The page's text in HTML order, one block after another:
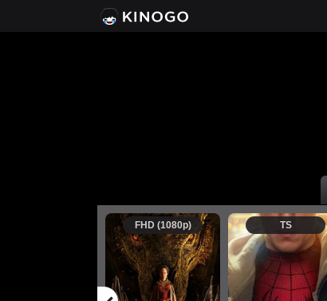
FHD (1080p) TS